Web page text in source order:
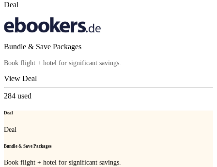
Deal
Bundle & Save Packages
Book flight + hotel for significant savings.
View Deal
284 used
Deal
Deal
Bundle & Save Packages
Book flight + hotel for significant savings.